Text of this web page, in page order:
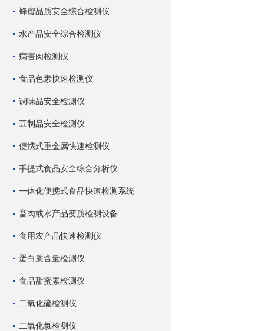
蜂蜜品质安全综合检测仪
水产品安全综合检测仪
病害肉检测仪
食品色素快速检测仪
调味品安全检测仪
豆制品安全检测仪
便携式重金属快速检测仪
手提式食品安全综合分析仪
一体化便携式食品快速检测系统
畜肉或水产品变质检测设备
食用农产品快速检测仪
蛋白质含量检测仪
食品甜蜜素检测仪
二氧化硫检测仪
二氧化氯检测仪